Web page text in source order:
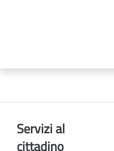
Servizi al
cittadino